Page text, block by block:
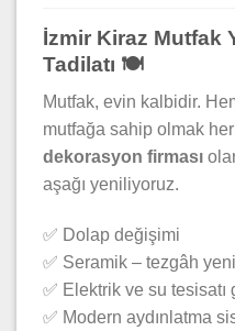
İzmir Kiraz Mutfak
Tadilatı 🍽️
Mutfak, evin kalbidir.
mutfağa sahip olmak
dekorasyon firması
aşağı yeniliyoruz.
✅ Dolap değişimi
✅ Seramik – tezgâh
✅ Elektrik ve su tesisatı
✅ Modern aydınlatma